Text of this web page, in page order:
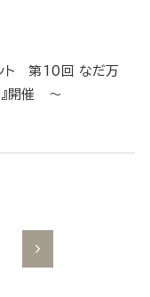
ト 第10回 なだ万
』開催 ～
到
下